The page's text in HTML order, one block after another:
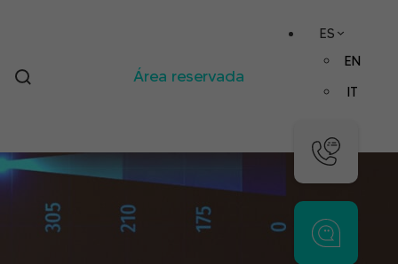
Área reservada
ES
EN
IT